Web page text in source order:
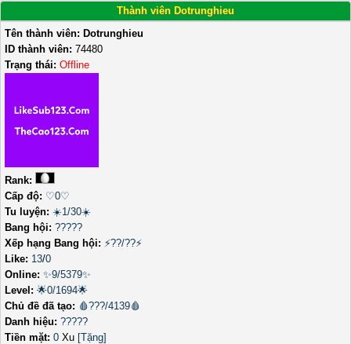
Thành viên Dotrunghieu
Tên thành viên: Dotrunghieu
ID thành viên: 74480
Trạng thái: Offline
Rank:
Cấp độ: ♡0♡
Tu luyện: ☀️1/30☀️
Bang hội: ?????
Xếp hạng Bang hội: ⚡??/??⚡
Like: 13/0
Online: ✨9/5379✨
Level: 🌟0/1694🌟
Chủ đề đã tạo: 🩸???/4139🩸
Danh hiệu: ?????
Tiền mặt: 0 Xu [Tặng]